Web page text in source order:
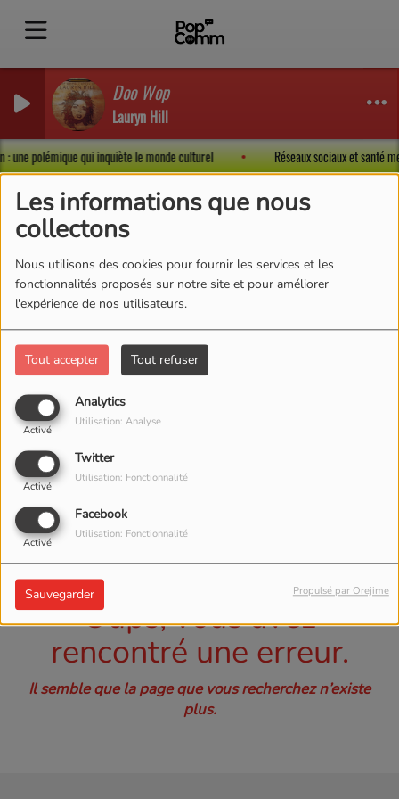
Les informations que nous
collectons
Nous utilisons des cookies pour fournir les services et les
fonctionnalités proposés sur notre site et pour améliorer
l'expérience de nos utilisateurs.
Tout accepter Tout refuser
Analytics
Activé
Utilisation: Analyse
Twitter
Activé
Utilisation: Fonctionnalité
Facebook
Activé
Utilisation: Fonctionnalité
Sauvegarder Propulsé par Orejime
Doo Wop
Lauryn Hill
: une polémique qui inquiète le monde culturel Réseaux sociaux et santé
Oups, vous avez
rencontré une erreur.
Il semble que la page que vous recherchez n’existe
plus.